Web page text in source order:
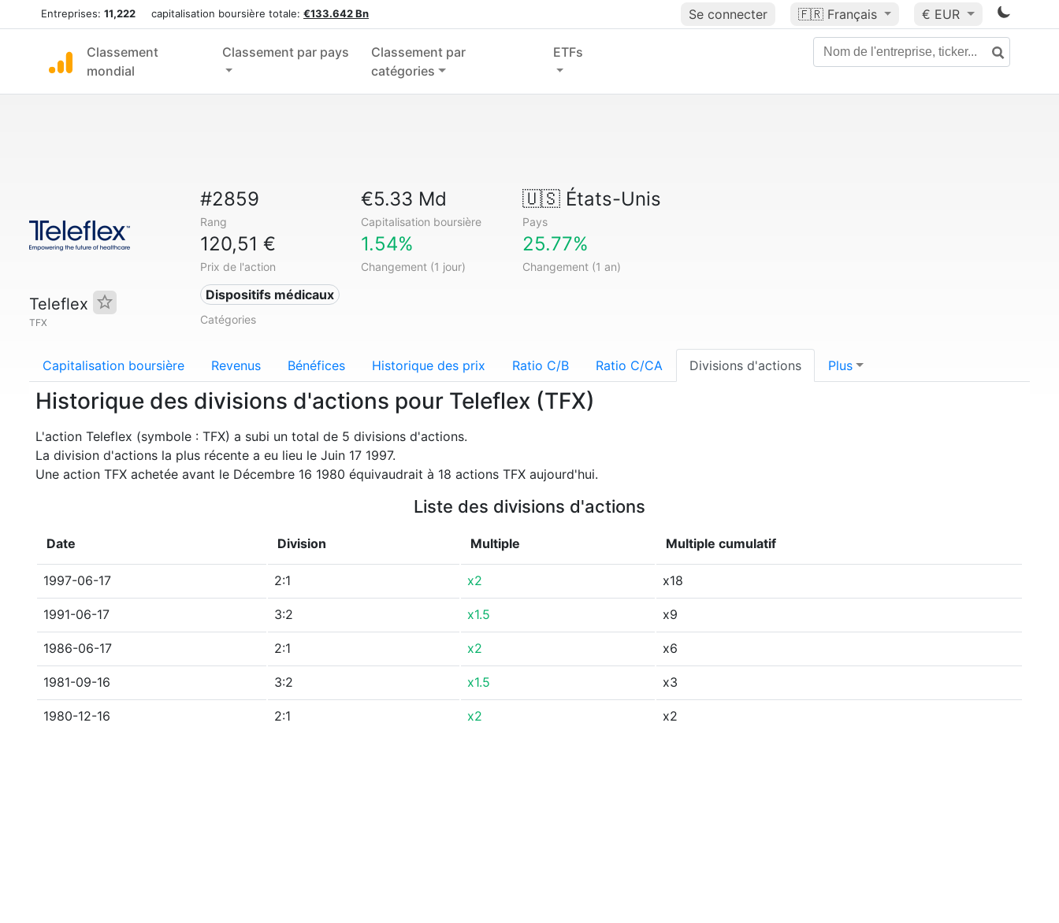
Entreprises: 11,222 capitalisation boursière totale: €133.642 Bn Se connecter 🇫🇷 Français € EUR
Classement
mondial
Classement par pays
Classement par
catégories
ETFs
Teleflex
TFX
#2859
Rang
€5.33 Md
Capitalisation boursière
🇺🇸États-Unis
Pays
120,51 €
Prix de l'action
1.54%
Changement (1 jour)
25.77%
Changement (1 an)
Dispositifs médicaux
Catégories
Capitalisation boursière Revenus Bénéfices Historique des prix Ratio C/B Ratio C/CA Divisions d'actions Plus
Historique des divisions d'actions pour Teleflex (TFX)
L'action Teleflex (symbole : TFX) a subi un total de 5 divisions d'actions.
La division d'actions la plus récente a eu lieu le Juin 17 1997.
Une action TFX achetée avant le Décembre 16 1980 équivaudrait à 18 actions TFX aujourd'hui.
Liste des divisions d'actions
Date Division Multiple Multiple cumulatif
1997-06-17 2:1 x2 x18
1991-06-17 3:2 x1.5 x9
1986-06-17 2:1 x2 x6
1981-09-16 3:2 x1.5 x3
1980-12-16 2:1 x2 x2